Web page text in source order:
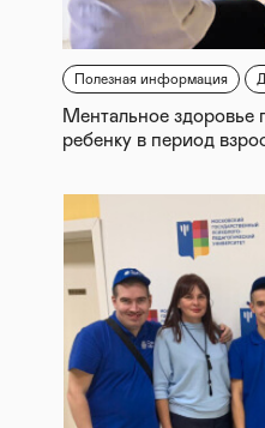
Полезная информация
Ментальное здоровье
ребенку в период